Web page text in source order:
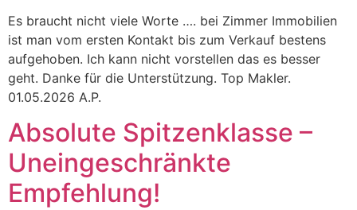
Es braucht nicht viele Worte …. bei Zimmer Immobilien
ist man vom ersten Kontakt bis zum Verkauf bestens
aufgehoben. Ich kann nicht vorstellen das es besser
geht. Danke für die Unterstützung. Top Makler.
01.05.2026 A.P.
Absolute Spitzenklasse –
Uneingeschränkte
Empfehlung!